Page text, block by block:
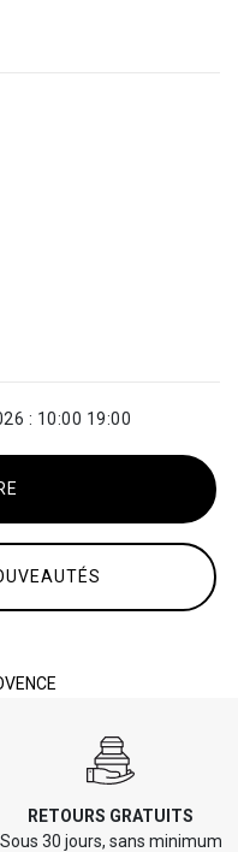
: 10:00 19:00
RETOURS GRATUITS
Sous 30 jours, sans minimum